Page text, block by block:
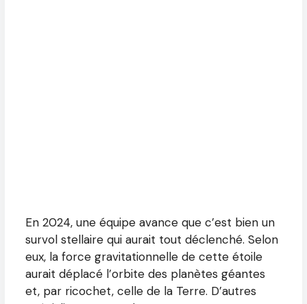
En 2024, une équipe avance que c’est bien un
survol stellaire qui aurait tout déclenché. Selon
eux, la force gravitationnelle de cette étoile
aurait déplacé l’orbite des planètes géantes
et, par ricochet, celle de la Terre. D’autres